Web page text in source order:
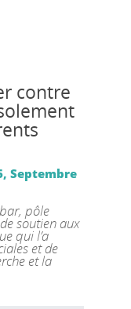
contre
Septembre
pôle
soutien aux
qui l’a
et de
et la